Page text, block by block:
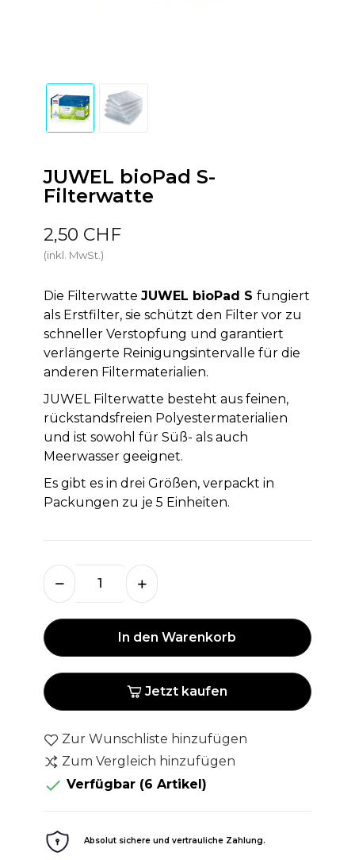
JUWEL bioPad S-
Filterwatte
2,50 CHF
(inkl. MwSt.)
Die Filterwatte JUWEL bioPad S fungiert
als Erstfilter, sie schützt den Filter vor zu
schneller Verstopfung und garantiert
verlängerte Reinigungsintervalle für die
anderen Filtermaterialien.
JUWEL Filterwatte besteht aus feinen,
rückstandsfreien Polyestermaterialien
und ist sowohl für Süß- als auch
Meerwasser geeignet.
Es gibt es in drei Größen, verpackt in
Packungen zu je 5 Einheiten.
In den Warenkorb
Jetzt kaufen
Zur Wunschliste hinzufügen
Zum Vergleich hinzufügen
 Verfügbar (6 Artikel)
Absolut sichere und vertrauliche Zahlung.